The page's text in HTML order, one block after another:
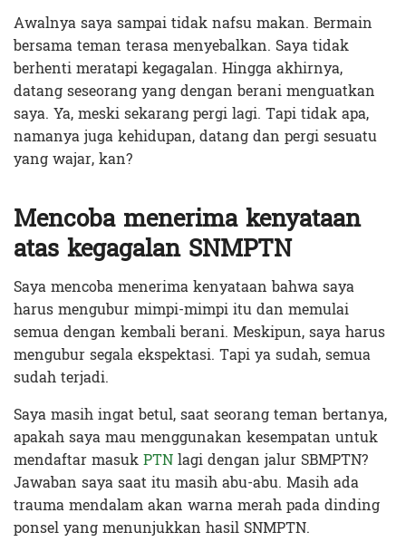
Awalnya saya sampai tidak nafsu makan. Bermain
bersama teman terasa menyebalkan. Saya tidak
berhenti meratapi kegagalan. Hingga akhirnya,
datang seseorang yang dengan berani menguatkan
saya. Ya, meski sekarang pergi lagi. Tapi tidak apa,
namanya juga kehidupan, datang dan pergi sesuatu
yang wajar, kan?
Mencoba menerima kenyataan
atas kegagalan SNMPTN
Saya mencoba menerima kenyataan bahwa saya
harus mengubur mimpi-mimpi itu dan memulai
semua dengan kembali berani. Meskipun, saya harus
mengubur segala ekspektasi. Tapi ya sudah, semua
sudah terjadi.
Saya masih ingat betul, saat seorang teman bertanya,
apakah saya mau menggunakan kesempatan untuk
mendaftar masukPTNlagi dengan jalur SBMPTN?
Jawaban saya saat itu masih abu-abu. Masih ada
trauma mendalam akan warna merah pada dinding
ponsel yang menunjukkan hasil SNMPTN.